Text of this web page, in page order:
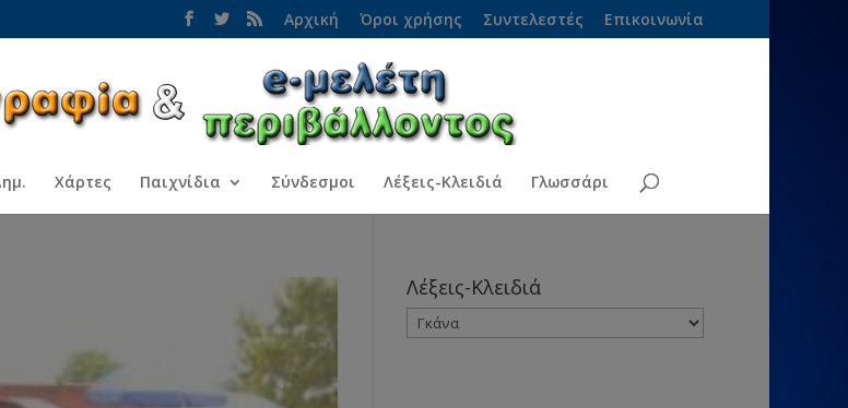
Αρχική Όροι χρήσης Συντελεστές Επικοινωνία
Χάρτες Παιχνίδια Σύνδεσμοι Λέξεις-Κλειδιά Γλωσσάρι
Λέξεις-Κλειδιά